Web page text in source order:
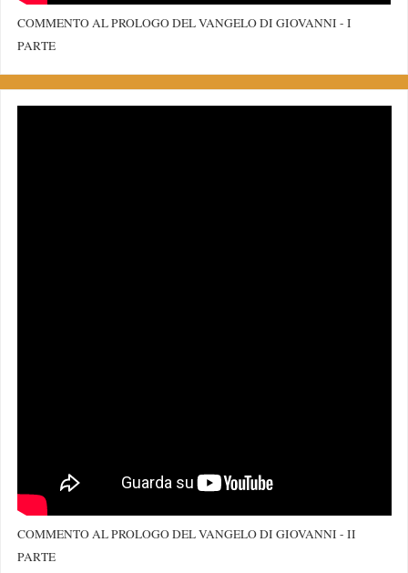
COMMENTO AL PROLOGO DEL VANGELO DI GIOVANNI - I
PARTE
COMMENTO AL PROLOGO DEL VANGELO DI GIOVANNI - II
PARTE